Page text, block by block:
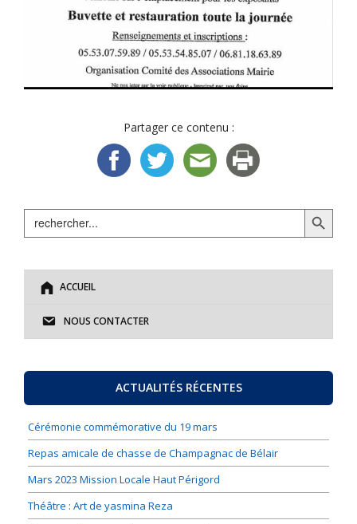
Search Search Button
ACCUEIL
NOUS CONTACTER
ACTUALITÉS RÉCENTES
Cérémonie commémorative du 19 mars
Repas amicale de chasse de Champagnac de Bélair
Mars 2023 Mission Locale Haut Périgord
Théâtre : Art de yasmina Reza
Partager ce contenu :